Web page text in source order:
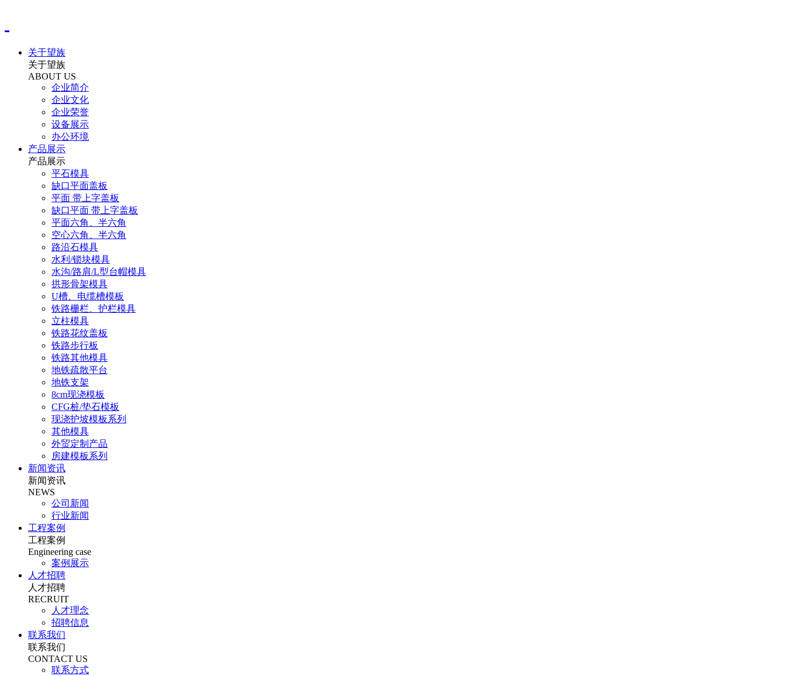
关于望族
关于望族
ABOUT US
企业简介
企业文化
企业荣誉
设备展示
办公环境
产品展示
产品展示
平石模具
缺口平面盖板
平面 带上字盖板
缺口平面 带上字盖板
平面六角、半六角
空心六角、半六角
路沿石模具
水利/锁块模具
水沟/路肩/L型台帽模具
拱形骨架模具
U槽、电缆槽模板
铁路栅栏、护栏模具
立柱模具
铁路花纹盖板
铁路步行板
铁路其他模具
地铁疏散平台
地铁支架
8cm现浇模板
CFG桩/垫石模板
现浇护坡模板系列
其他模具
外贸定制产品
房建模板系列
新闻资讯
新闻资讯
NEWS
公司新闻
行业新闻
工程案例
工程案例
Engineering case
案例展示
人才招聘
人才招聘
RECRUIT
人才理念
招聘信息
联系我们
联系我们
CONTACT US
联系方式